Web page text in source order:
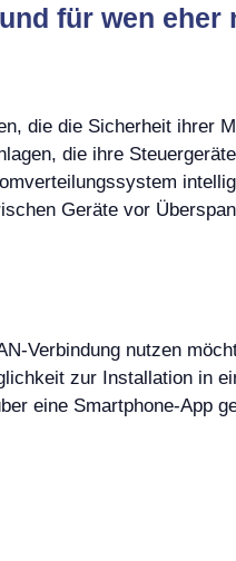
für wen eher
die die Sicherheit ihrer
die ihre
Geräte vor
Verbindung nutzen
zur Installation in
eine Smartphone-App